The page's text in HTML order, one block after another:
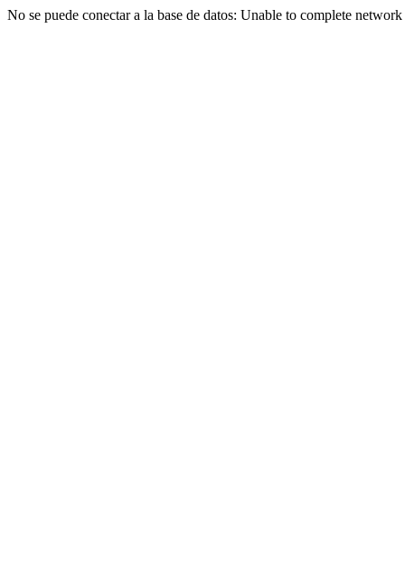
No se puede conectar a la base de datos: Unable to complete